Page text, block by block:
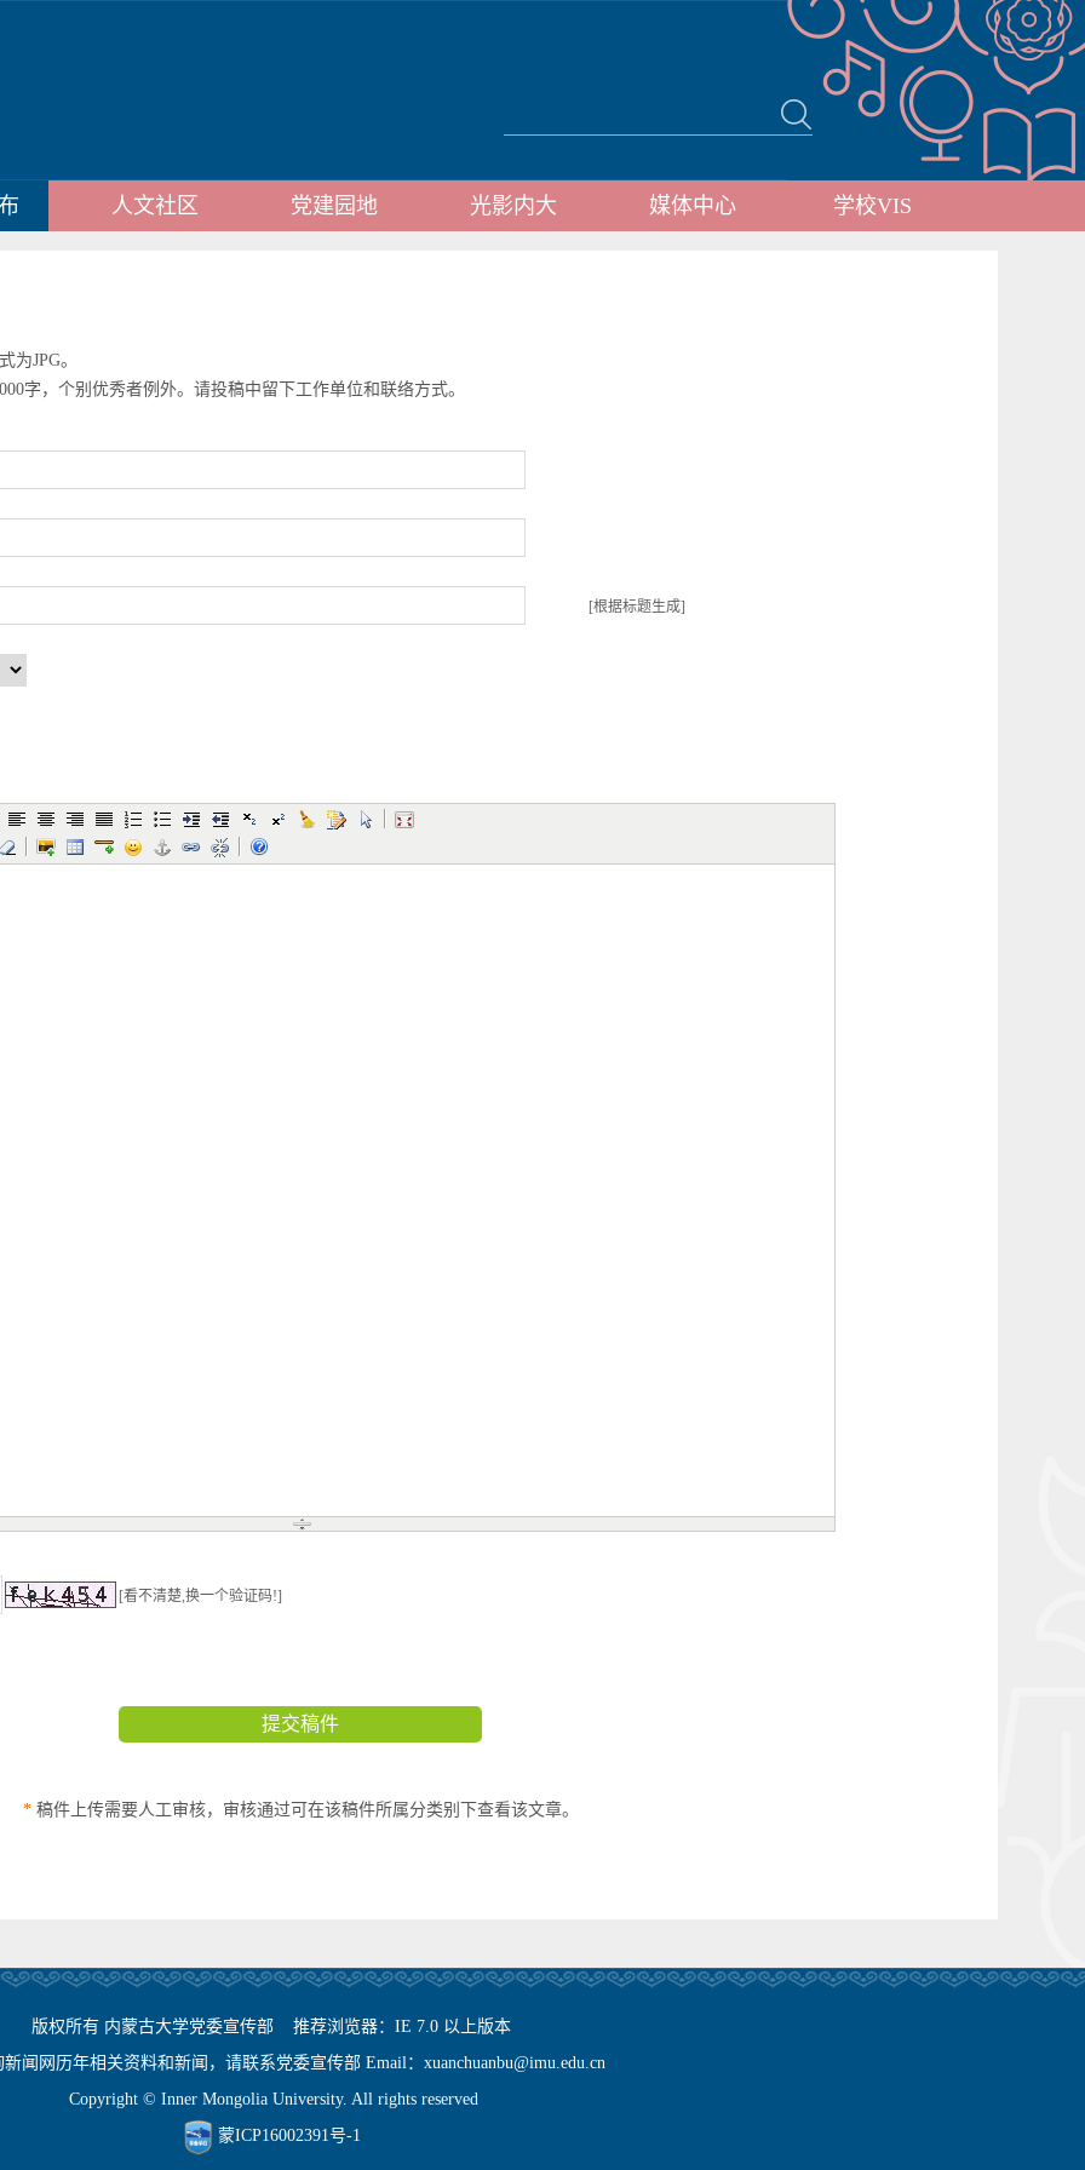
人文社区 党建园地 光影内大 媒体中心 学校VIS
为JPG。
字，个别优秀者例外。请投稿中留下工作单位和联络方式。
[根据标题生成]
[看不清楚,换一个验证码!]
* 稿件上传需要人工审核，审核通过可在该稿件所属分类别下查看该文章。
版权所有 内蒙古大学党委宣传部 推荐浏览器：IE 7.0 以上版本
闻网历年相关资料和新闻，请联系党委宣传部 Email：xuanchuanbu@imu.edu.cn
Copyright © Inner Mongolia University. All rights reserved
蒙ICP16002391号-1